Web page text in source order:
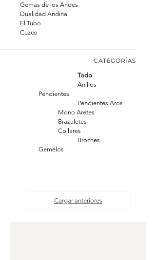
Gemas de los Andes
Dualidad Andina
El Tubo
Cuzco
CATEGORÍAS
Todo
Anillos
Pendientes
Pendientes Aros
Mono Aretes
Brazaletes
Collares
Broches
Gemelos
Cargar anteriores